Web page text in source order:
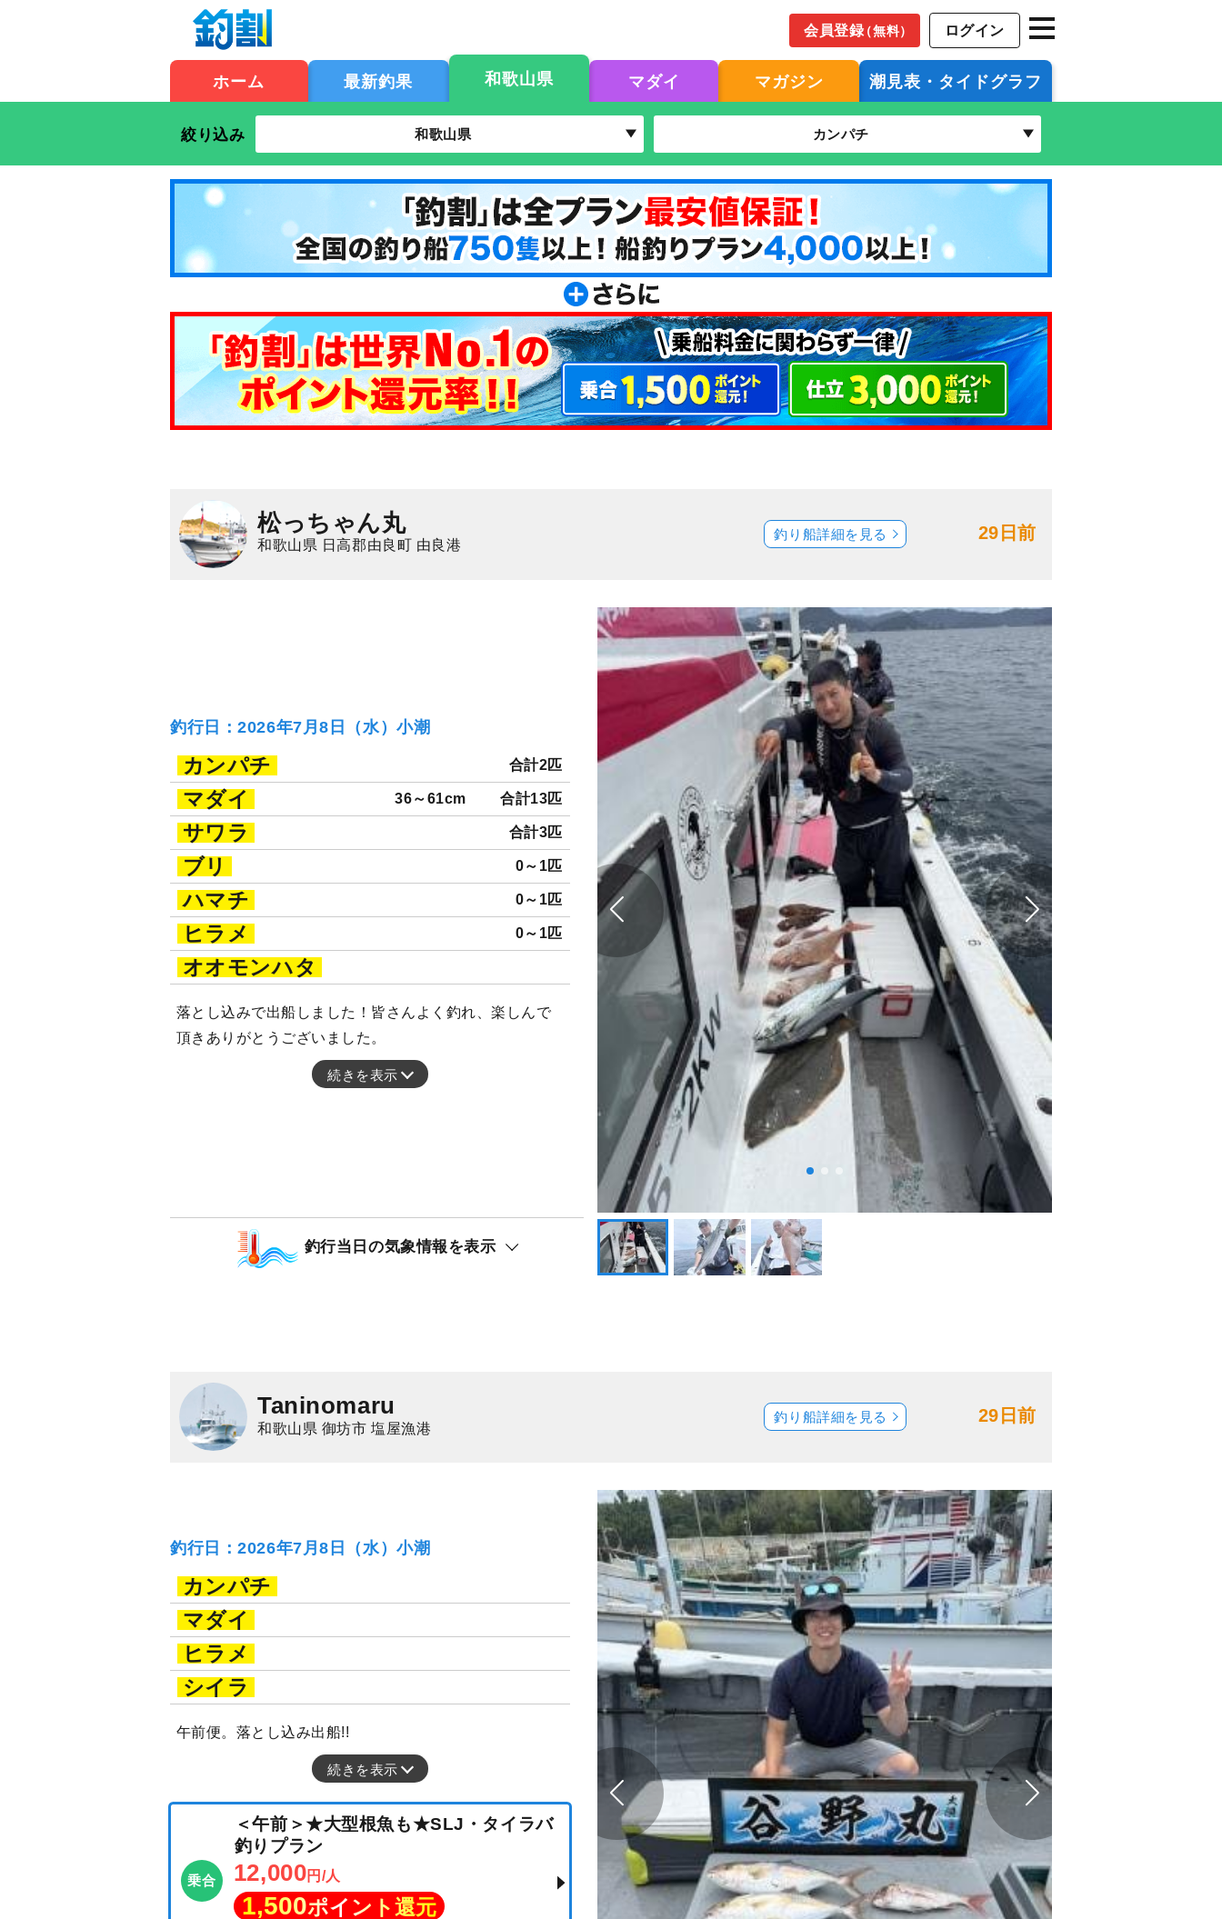
会員登録（無料） ログイン
ホーム 最新釣果 和歌山県 マダイ マガジン 潮見表・タイドグラフ
絞り込み 和歌山県 カンパチ
松っちゃん丸
和歌山県 日高郡由良町 由良港
29日前
釣り船詳細を見る
釣行日：2026年7月8日（水）小潮
カンパチ 合計2匹
マダイ 36～61cm 合計13匹
サワラ 合計3匹
ブリ 0～1匹
ハマチ 0～1匹
ヒラメ 0～1匹
オオモンハタ
落とし込みで出船しました！皆さんよく釣れ、楽しんで
頂きありがとうございました。
続きを表示
釣行当日の気象情報を表示
Taninomaru
和歌山県 御坊市 塩屋漁港
29日前
釣り船詳細を見る
釣行日：2026年7月8日（水）小潮
カンパチ
マダイ
ヒラメ
シイラ
午前便。落とし込み出船!!
続きを表示